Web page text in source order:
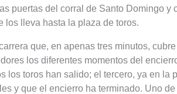
puertas del corral de Santo Domingo y
los lleva hasta la plaza de toros.
que, en apenas tres minutos,
los diferentes momentos del
los toros han salido; el tercero, ya en la
y que el encierro ha terminado. Uno